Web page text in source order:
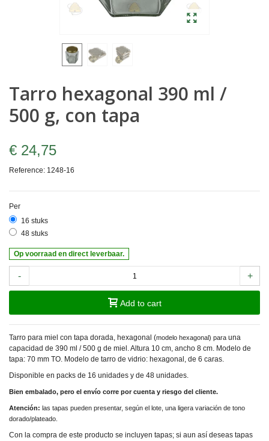
Tarro hexagonal 390 ml /
500 g, con tapa
€ 24,75
Reference: 1248-16
Per
16 stuks
48 stuks
Op voorraad en direct leverbaar.
- +
Add to cart
Tarro para miel con tapa dorada, hexagonal (modelo hexagonal) para una
capacidad de 390 ml / 500 g de miel. Altura 10 cm, ancho 8 cm. Modelo de
tapa: 70 mm TO. Modelo de tarro de vidrio: hexagonal, de 6 caras.
Disponible en packs de 16 unidades y de 48 unidades.
Bien embalado, pero el envío corre por cuenta y riesgo del cliente.
Atención: las tapas pueden presentar, según el lote, una ligera variación de tono
dorado/plateado.
Con la compra de este producto se incluyen tapas; si aun así deseas tapas